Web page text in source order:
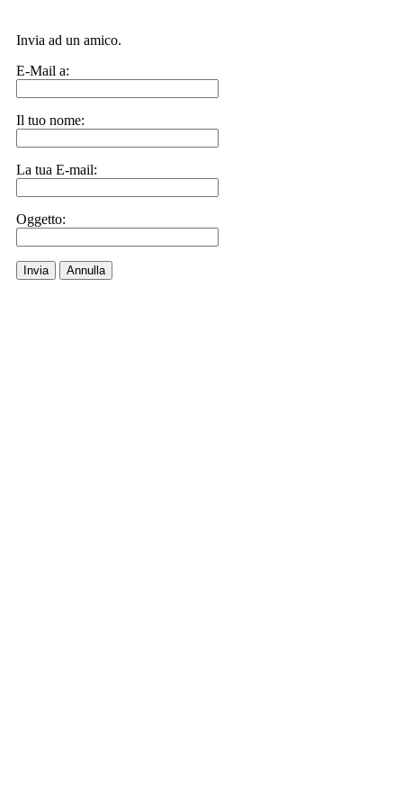
Invia ad un amico.
E-Mail a:
Il tuo nome:
La tua E-mail:
Oggetto:
Invia Annulla